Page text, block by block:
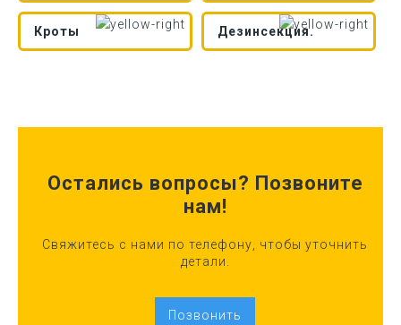
Кроты Дезинсекция.
Остались вопросы? Позвоните
нам!
Свяжитесь с нами по телефону, чтобы уточнить
детали.
Позвонить